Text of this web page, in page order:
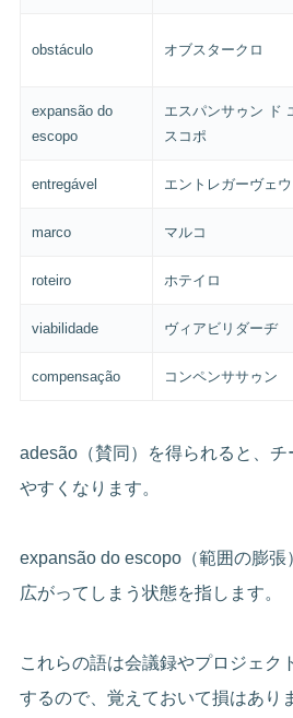
obstáculo オブスタークロ
expansão do
escopo
エスパンサゥン ド
スコポ
entregável エントレガーヴェウ
marco マルコ
roteiro ホテイロ
viabilidade ヴィアビリダーヂ
compensação コンペンササゥン
adesão（賛同）を得られると、チ
やすくなります。
expansão do escopo（範囲の膨張
広がってしまう状態を指します。
これらの語は会議録やプロジェク
するので、覚えておいて損はあり